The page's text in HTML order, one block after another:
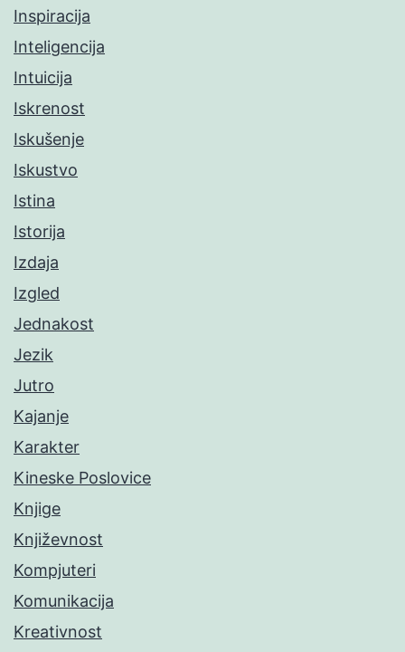
Inspiracija
Inteligencija
Intuicija
Iskrenost
Iskušenje
Iskustvo
Istina
Istorija
Izdaja
Izgled
Jednakost
Jezik
Jutro
Kajanje
Karakter
Kineske Poslovice
Knjige
Književnost
Kompjuteri
Komunikacija
Kreativnost